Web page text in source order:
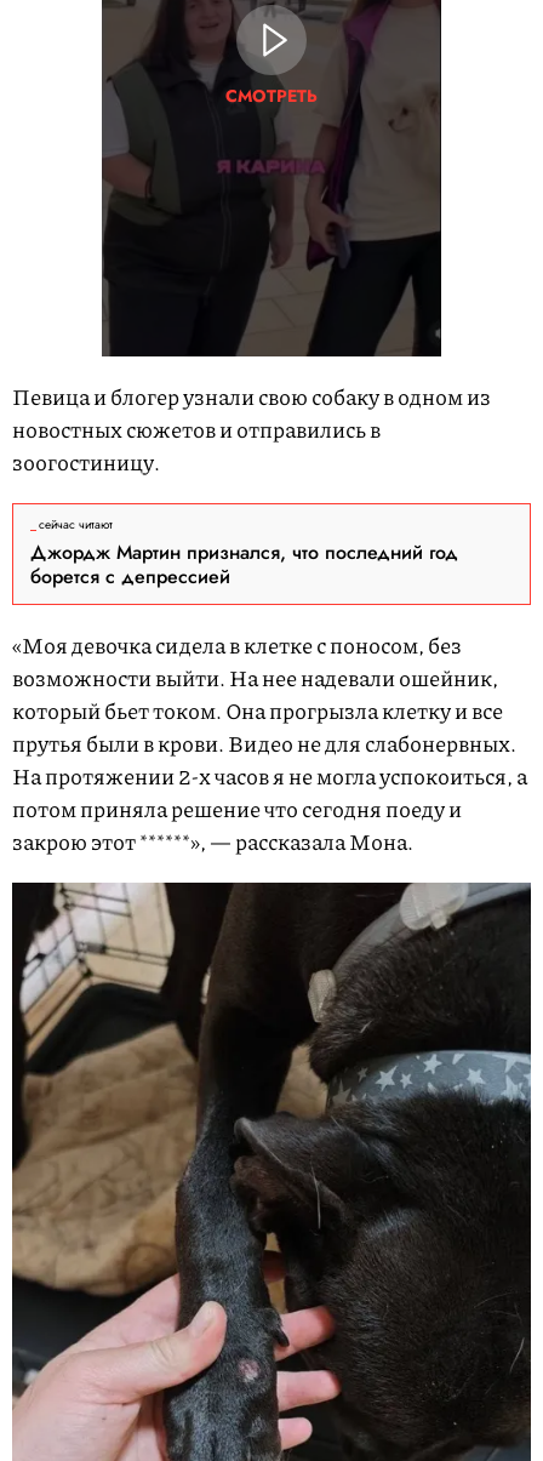
СМОТРЕТЬ
Певица и блогер узнали свою собаку в одном из
новостных сюжетов и отправились в
зоогостиницу.
сейчас читают
Джордж Мартин признался, что последний год
борется с депрессией
«Моя девочка сидела в клетке с поносом, без
возможности выйти. На нее надевали ошейник,
который бьет током. Она прогрызла клетку и все
прутья были в крови. Видео не для слабонервных.
На протяжении 2-х часов я не могла успокоиться, а
потом приняла решение что сегодня поеду и
закрою этот ******», — рассказала Мона.